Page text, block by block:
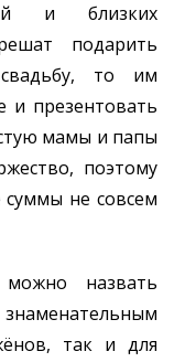
и близких
подарить
то им
и презентовать
мамы и папы
поэтому
не совсем
назвать
так и для